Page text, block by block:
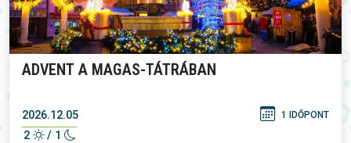
ADVENT A MAGAS-TÁTRÁBAN
2026.12.05 1 IDŐPONT
2 / 1